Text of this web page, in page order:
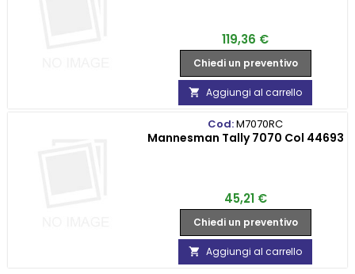
Prezzo
119,36 €
Chiedi un preventivo
 Aggiungi al carrello
Cod:M7070RC
Mannesman Tally 7070 Col 44693
Prezzo
45,21 €
Chiedi un preventivo
 Aggiungi al carrello